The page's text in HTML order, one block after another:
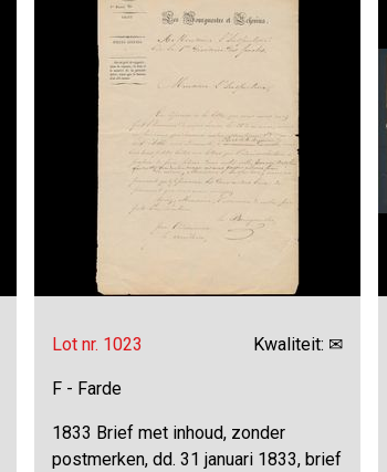
Lot nr. 1023 Kwaliteit: ✉
F - Farde
1833 Brief met inhoud, zonder
postmerken, dd. 31 januari 1833, brief